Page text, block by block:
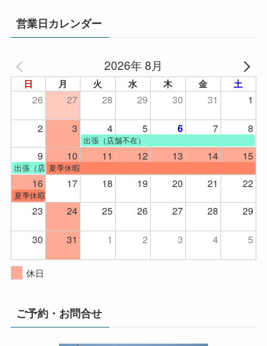
営業日カレンダー
2026年 8月
日 月 火 水 木 金 土
26 27 28 29 30 31
1
2
3 4 5 6 7 8
出張（店舗不在）
9 10 11 12 13 14 15
出張（店舗不在）
夏季休暇
16 17 18 19 20 21 22
夏季休暇
23 24 25 26 27 28
29
30
31 1 2 3 4 5
休日
ご予約・お問合せ